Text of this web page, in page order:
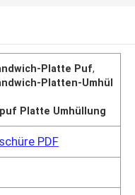
Platte Puf,
Platten-Umhül
Platte Umhüllung
PDF